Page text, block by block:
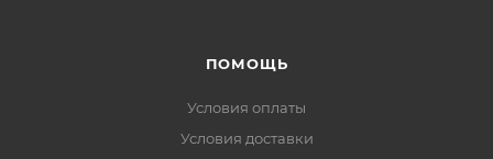
ПОМОЩЬ
Условия оплаты
Условия доставки